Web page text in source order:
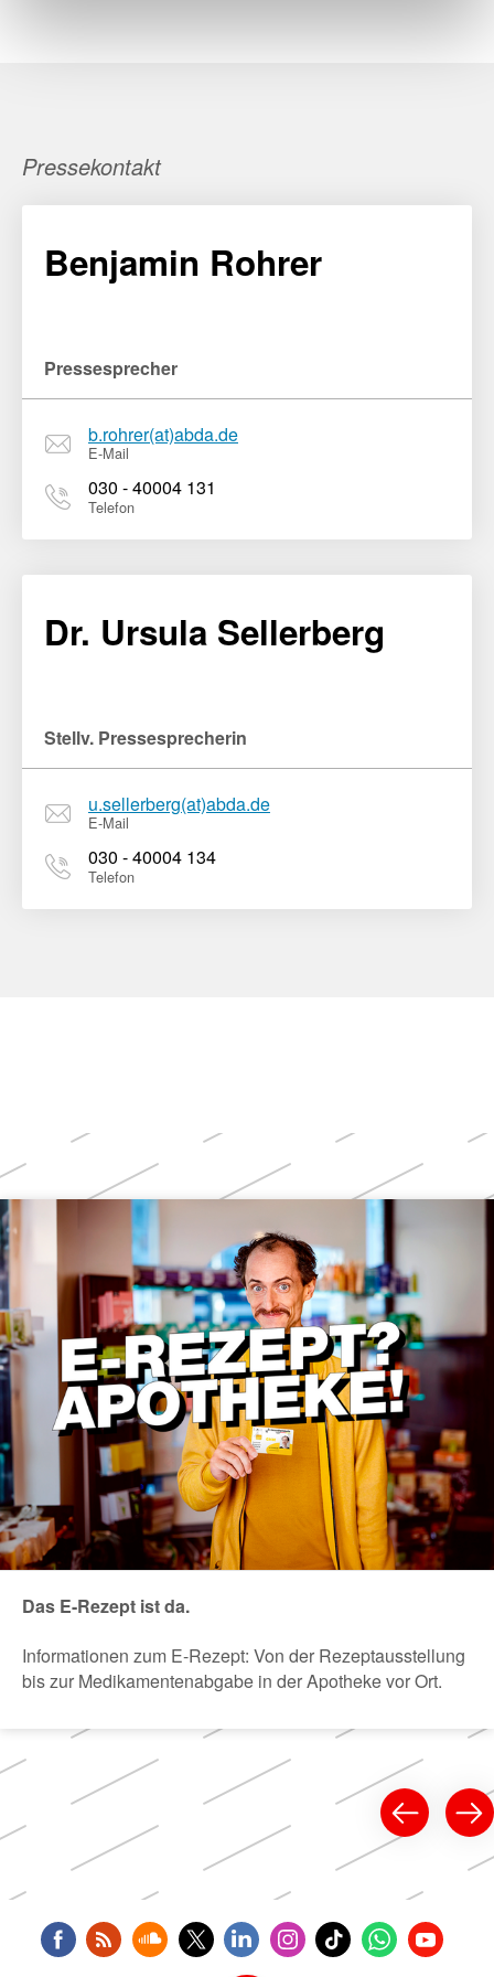
Pressekontakt
Benjamin Rohrer
Pressesprecher
b.rohrer(at)abda.de
E-Mail
030 - 40004 131
Telefon
Dr. Ursula Sellerberg
Stellv. Pressesprecherin
u.sellerberg(at)abda.de
E-Mail
030 - 40004 134
Telefon
Weitere
Themen
Das E-Rezept ist da.
Informationen zum E-Rezept: Von der Rezeptausstellung
bis zur Medikamentenabgabe in der Apotheke vor Ort.